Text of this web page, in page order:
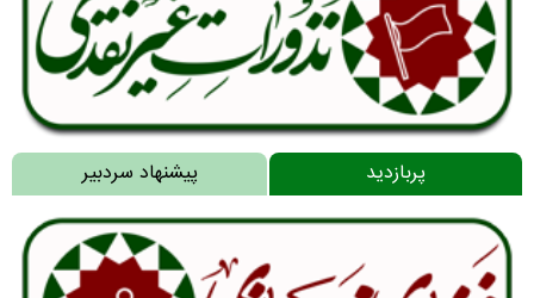
پربازدید پیشنهاد سردبیر